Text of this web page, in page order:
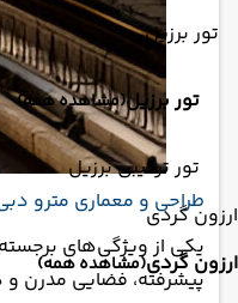
تور برزیل
تور برزیل(مشاهده همه)
تور ترکیبی برزیل
ارزون گردی
ارزون گردی(مشاهده همه)
طراحی و معماری مترو
یکی از ویژگی‌های
پیشرفته، فضایی مدرن و